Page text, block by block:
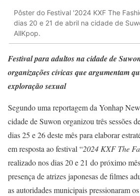
Pôster do Festival '2024 KXF The
dias 20 e 21 de abril na cidade de
AllKpop.
Festival para adultos na cidade de
organizações cívicas que argumentam
exploração sexual
Segundo uma reportagem da Yonhap
cidade de Suwon organizou três sessões
dias 25 e 26 deste mês para elaborar
em resposta ao festival “2024 KXF The
realizado nos dias 20 e 21 do próximo
presença de atrizes japonesas de filmes
as autoridades municipais pressionaram